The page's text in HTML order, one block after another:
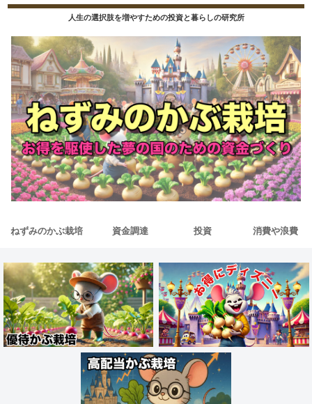
人生の選択肢を増やすための投資と暮らしの研究所
ねずみのかぶ栽培 資金調達 投資 消費や浪費